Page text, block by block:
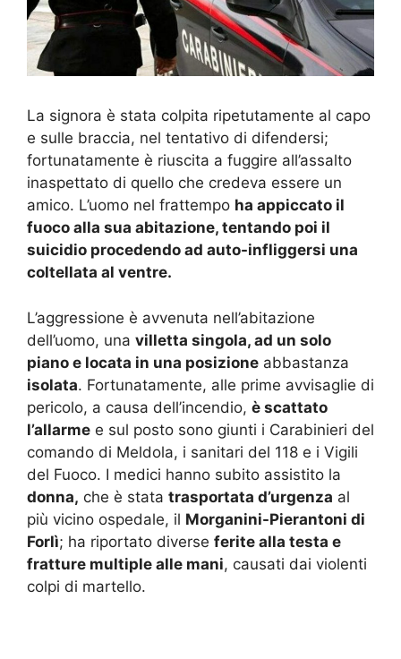
La signora è stata colpita ripetutamente al capo
e sulle braccia, nel tentativo di difendersi;
fortunatamente è riuscita a fuggire all’assalto
inaspettato di quello che credeva essere un
amico. L’uomo nel frattempo ha appiccato il
fuoco alla sua abitazione, tentando poi il
suicidio procedendo ad auto-infliggersi una
coltellata al ventre.
L’aggressione è avvenuta nell’abitazione
dell’uomo, una villetta singola, ad un solo
piano e locata in una posizione abbastanza
isolata. Fortunatamente, alle prime avvisaglie di
pericolo, a causa dell’incendio, è scattato
l’allarme e sul posto sono giunti i Carabinieri del
comando di Meldola, i sanitari del 118 e i Vigili
del Fuoco. I medici hanno subito assistito la
donna, che è stata trasportata d’urgenza al
più vicino ospedale, il Morganini-Pierantoni di
Forlì; ha riportato diverse ferite alla testa e
fratture multiple alle mani, causati dai violenti
colpi di martello.